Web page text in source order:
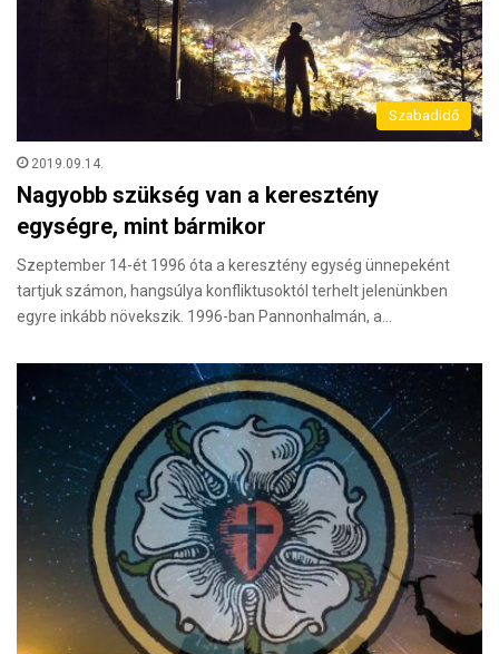
Szabadidő
2019.09.14.
Nagyobb szükség van a keresztény
egységre, mint bármikor
Szeptember 14-ét 1996 óta a keresztény egység ünnepeként
tartjuk számon, hangsúlya konfliktusoktól terhelt jelenünkben
egyre inkább növekszik. 1996-ban Pannonhalmán, a…